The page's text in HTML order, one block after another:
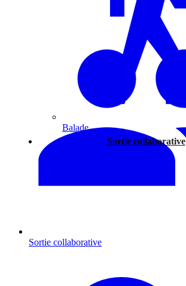
Balade
Sortie collaborative
Sortie collaborative